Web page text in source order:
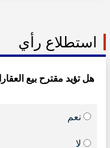
استطلاع رأي
هل تؤيد مقترح بيع
نعم
لا